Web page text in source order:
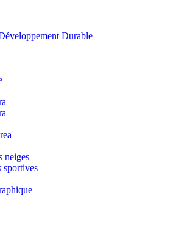
Durable
neiges
sportives